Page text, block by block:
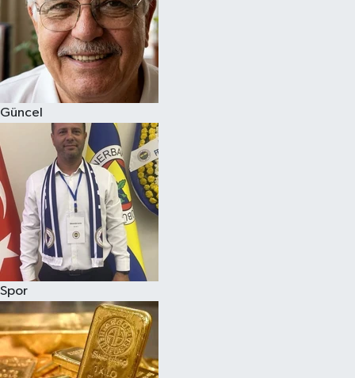
Güncel
Spor
Magazin